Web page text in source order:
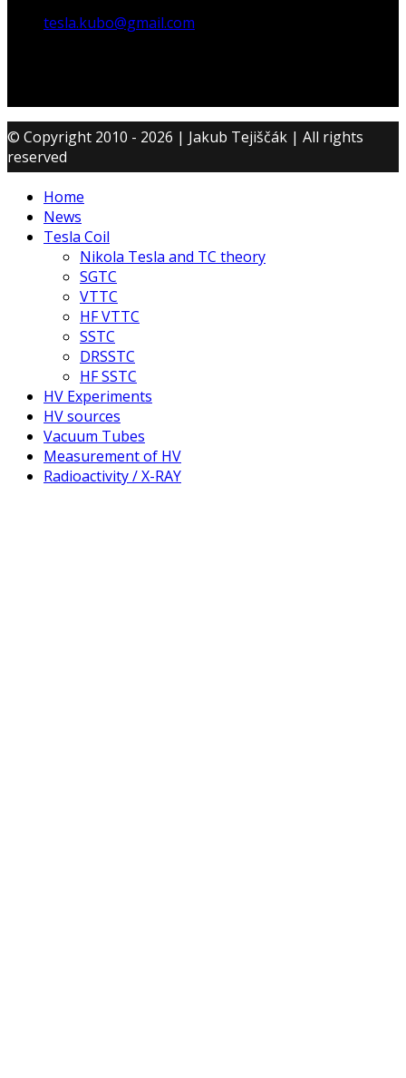
tesla.kubo@gmail.com
© Copyright 2010 - 2026 | Jakub Tejiščák | All rights
reserved
Home
News
Tesla Coil
Nikola Tesla and TC theory
SGTC
VTTC
HF VTTC
SSTC
DRSSTC
HF SSTC
HV Experiments
HV sources
Vacuum Tubes
Measurement of HV
Radioactivity / X-RAY